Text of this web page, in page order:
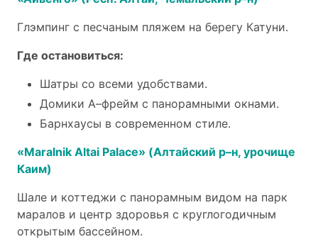
Глэмпинг с песчаным пляжем на берегу Катуни.
Где остановиться:
Шатры со всеми удобствами.
Домики А–фрейм с панорамными окнами.
Барнхаусы в современном стиле.
«Maralnik Altai Palace» (Алтайский р–н, урочище
Каим)
Шале и коттеджи с панорамным видом на парк
маралов и центр здоровья с круглогодичным
открытым бассейном.